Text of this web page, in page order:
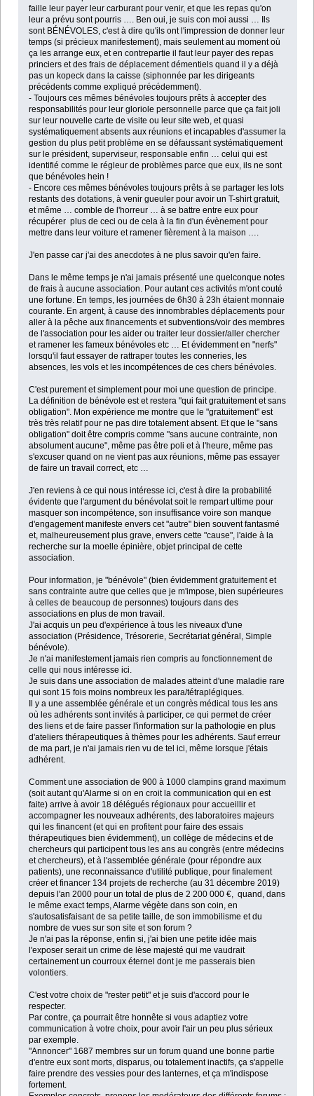
faille leur payer leur carburant pour venir, et que les repas qu'on
leur a prévu sont pourris …. Ben oui, je suis con moi aussi … Ils
sont BÉNÉVOLES, c'est à dire qu'ils ont l'impression de donner leur
temps (si précieux manifestement), mais seulement au moment où
ça les arrange eux, et en contrepartie il faut leur payer des repas
princiers et des frais de déplacement démentiels quand il y a déjà
pas un kopeck dans la caisse (siphonnée par les dirigeants
précédents comme expliqué précédemment).
- Toujours ces mêmes bénévoles toujours prêts à accepter des
responsabilités pour leur gloriole personnelle parce que ça fait joli
sur leur nouvelle carte de visite ou leur site web, et quasi
systématiquement absents aux réunions et incapables d'assumer la
gestion du plus petit problème en se défaussant systématiquement
sur le président, superviseur, responsable enfin … celui qui est
identifié comme le régleur de problèmes parce que eux, ils ne sont
que bénévoles hein !
- Encore ces mêmes bénévoles toujours prêts à se partager les lots
restants des dotations, à venir gueuler pour avoir un T-shirt gratuit,
et même … comble de l'horreur … à se battre entre eux pour
récupérer plus de ceci ou de cela à la fin d'un évènement pour
mettre dans leur voiture et ramener fièrement à la maison ….
J'en passe car j'ai des anecdotes à ne plus savoir qu'en faire.
Dans le même temps je n'ai jamais présenté une quelconque notes
de frais à aucune association. Pour autant ces activités m'ont couté
une fortune. En temps, les journées de 6h30 à 23h étaient monnaie
courante. En argent, à cause des innombrables déplacements pour
aller à la pêche aux financements et subventions/voir des membres
de l'association pour les aider ou traiter leur dossier/aller chercher
et ramener les fameux bénévoles etc … Et évidemment en "nerfs"
lorsqu'il faut essayer de rattraper toutes les conneries, les
absences, les vols et les incompétences de ces chers bénévoles.
C'est purement et simplement pour moi une question de principe.
La définition de bénévole est et restera "qui fait gratuitement et sans
obligation". Mon expérience me montre que le "gratuitement" est
très très relatif pour ne pas dire totalement absent. Et que le "sans
obligation" doit être compris comme "sans aucune contrainte, non
absolument aucune", même pas être poli et à l'heure, même pas
s'excuser quand on ne vient pas aux réunions, même pas essayer
de faire un travail correct, etc …
J'en reviens à ce qui nous intéresse ici, c'est à dire la probabilité
évidente que l'argument du bénévolat soit le rempart ultime pour
masquer son incompétence, son insuffisance voire son manque
d'engagement manifeste envers cet "autre" bien souvent fantasmé
et, malheureusement plus grave, envers cette "cause", l'aide à la
recherche sur la moelle épinière, objet principal de cette
association.
Pour information, je "bénévole" (bien évidemment gratuitement et
sans contrainte autre que celles que je m'impose, bien supérieures
à celles de beaucoup de personnes) toujours dans des
associations en plus de mon travail.
J'ai acquis un peu d'expérience à tous les niveaux d'une
association (Présidence, Trésorerie, Secrétariat général, Simple
bénévole).
Je n'ai manifestement jamais rien compris au fonctionnement de
celle qui nous intéresse ici.
Je suis dans une association de malades atteint d'une maladie rare
qui sont 15 fois moins nombreux les para/tétraplégiques.
Il y a une assemblée générale et un congrès médical tous les ans
où les adhérents sont invités à participer, ce qui permet de créer
des liens et de faire passer l'information sur la pathologie en plus
d'ateliers thérapeutiques à thèmes pour les adhérents. Sauf erreur
de ma part, je n'ai jamais rien vu de tel ici, même lorsque j'étais
adhérent.
Comment une association de 900 à 1000 clampins grand maximum
(soit autant qu'Alarme si on en croit la communication qui en est
faite) arrive à avoir 18 délégués régionaux pour accueillir et
accompagner les nouveaux adhérents, des laboratoires majeurs
qui les financent (et qui en profitent pour faire des essais
thérapeutiques bien évidemment), un collège de médecins et de
chercheurs qui participent tous les ans au congrès (entre médecins
et chercheurs), et à l'assemblée générale (pour répondre aux
patients), une reconnaissance d'utilité publique, pour finalement
créer et financer 134 projets de recherche (au 31 décembre 2019)
depuis l'an 2000 pour un total de plus de 2 200 000 €, quand, dans
le même exact temps, Alarme végète dans son coin, en
s'autosatisfaisant de sa petite taille, de son immobilisme et du
nombre de vues sur son site et son forum ?
Je n'ai pas la réponse, enfin si, j'ai bien une petite idée mais
l'exposer serait un crime de lèse majesté qui me vaudrait
certainement un courroux éternel dont je me passerais bien
volontiers.
C'est votre choix de "rester petit" et je suis d'accord pour le
respecter.
Par contre, ça pourrait être honnête si vous adaptiez votre
communication à votre choix, pour avoir l'air un peu plus sérieux
par exemple.
"Annoncer" 1687 membres sur un forum quand une bonne partie
d'entre eux sont morts, disparus, ou totalement inactifs, ça s'appelle
faire prendre des vessies pour des lanternes, et ça m'indispose
fortement.